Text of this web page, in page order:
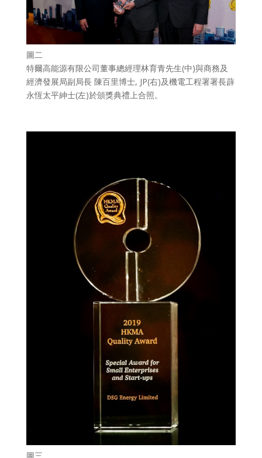
圖二
特爾高能源有限公司董事總經理林育青先生(中)與商務及
經濟發展局副局長 陳百里博士, JP(右)及機電工程署署長薜
永恆太平紳士(左)於頒獎典禮上合照。
圖三